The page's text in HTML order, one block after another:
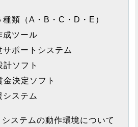
種類（A・B・C・D・E）
ツール
ポートシステム
ソフト
決定ソフト
ステム
ステムの動作環境について